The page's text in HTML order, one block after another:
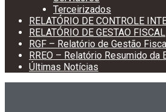
Terceirizados
RELATÓRIO DE CONTROLE
RELATÓRIO DE GESTAO FISCAL
RGF – Relatório de Gestão Fiscal
RREO – Relatório Resumido da
Últimas Notícias